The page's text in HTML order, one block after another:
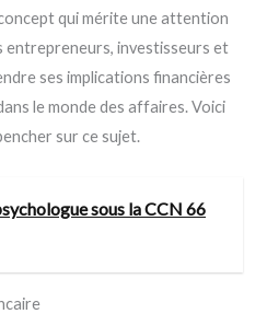
qui mérite une attention
investisseurs et
ses implications financières
le monde des affaires. Voici
sur ce sujet.
sous la CCN 66